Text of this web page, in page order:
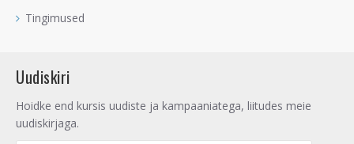
Tingimused
Uudiskiri
Hoidke end kursis uudiste ja kampaaniatega, liitudes meie
uudiskirjaga.